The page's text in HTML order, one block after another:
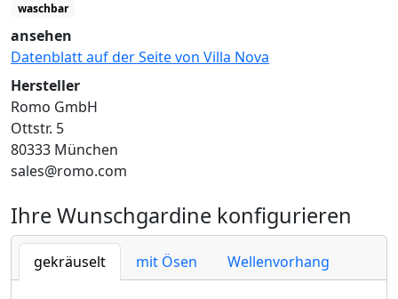
waschbar
ansehen
Datenblatt auf der Seite von Villa Nova
Hersteller
Romo GmbH
Ottstr. 5
80333 München
sales@romo.com
Ihre Wunschgardine konfigurieren
gekräuselt mit Ösen Wellenvorhang